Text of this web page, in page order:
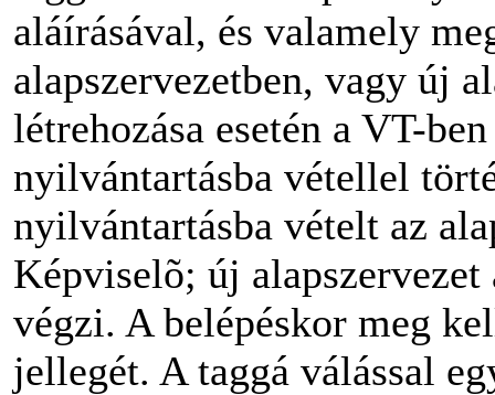
aláírásával, és valamely
alapszervezetben, vagy új
létrehozása esetén a VT-
nyilvántartásba vétellel
nyilvántartásba vételt az
Képviselõ; új
végzi. A belépéskor meg
jellegét. A taggá válással